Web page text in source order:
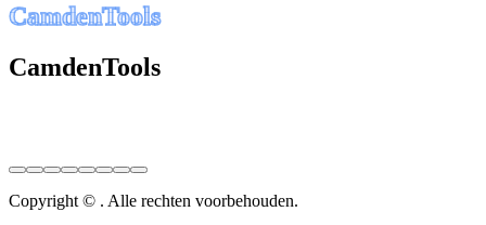
CamdenTools
CamdenTools
Copyright © . Alle rechten voorbehouden.